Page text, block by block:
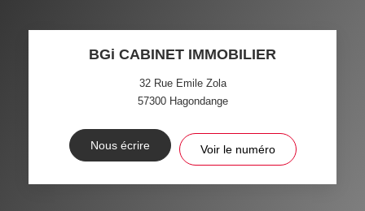
BGi CABINET IMMOBILIER
32 Rue Emile Zola
57300 Hagondange
Nous écrire Voir le numéro